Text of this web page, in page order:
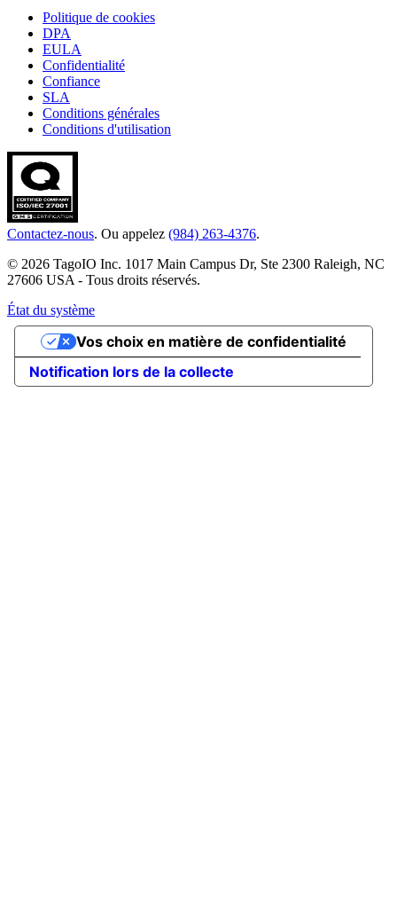
Politique de cookies
DPA
EULA
Confidentialité
Confiance
SLA
Conditions générales
Conditions d'utilisation
Contactez-nous. Ou appelez (984) 263-4376.
© 2026 TagoIO Inc. 1017 Main Campus Dr, Ste 2300 Raleigh, NC
27606 USA - Tous droits réservés.
État du système
Notification lors de la collecte
Vos choix en matière de confidentialité